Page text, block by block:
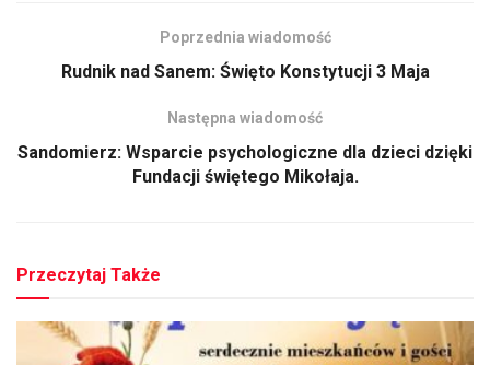
Poprzednia wiadomość
Rudnik nad Sanem: Święto Konstytucji 3 Maja
Następna wiadomość
Sandomierz: Wsparcie psychologiczne dla dzieci dzięki
Fundacji świętego Mikołaja.
Przeczytaj Także